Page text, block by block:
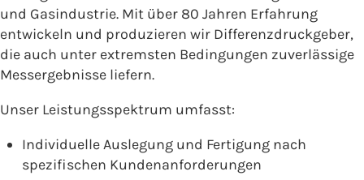
und Gasindustrie. Mit über 80 Jahren Erfahrung
entwickeln und produzieren wir Differenzdruckgeber,
die auch unter extremsten Bedingungen zuverlässige
Messergebnisse liefern.
Unser Leistungsspektrum umfasst:
Individuelle Auslegung und Fertigung nach
spezifischen Kundenanforderungen